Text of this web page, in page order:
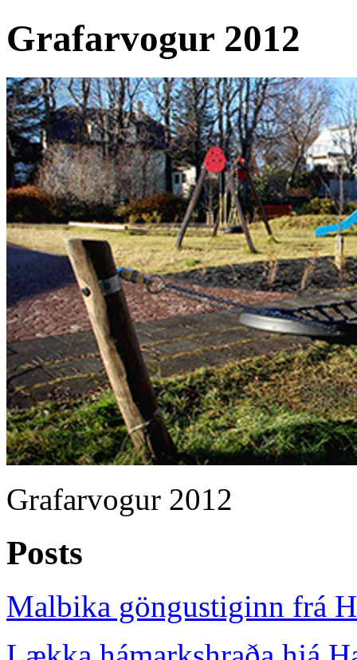
Grafarvogur 2012
Grafarvogur 2012
Posts
Malbika göngustiginn frá